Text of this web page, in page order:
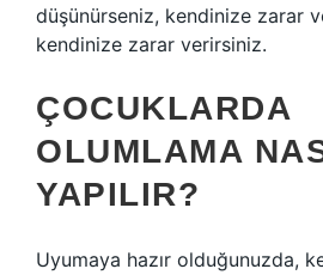
düşünürseniz, kendinize zarar
kendinize zarar verirsiniz.
ÇOCUKLARDA
OLUMLAMA
YAPILIR?
Uyumaya hazır olduğunuzda,